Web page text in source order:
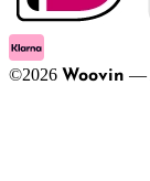
©2026 Woovin —